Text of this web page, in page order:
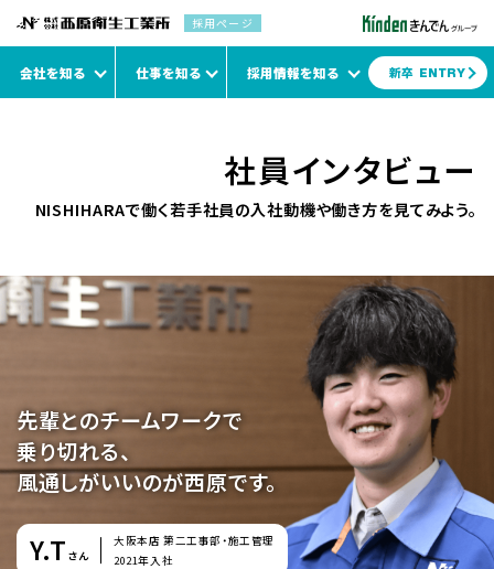
採用ページ
会社を知る
ABOUT NISHIHARA
働く場所
仕事を知る
NISHIHARA WORK
職種紹介
採用情報を知る
NISHIHARA RECRUIT
キャリア採用
インターンシップ
実施要項
よくある質問
新卒 ENTRY
社員インタビュー
NISHIHARAで働く若手社員の入社動機や働き方を見てみよう。
先輩とのチームワークで
乗り切れる、
風通しがいいのが西原です。
Y.T さん
大阪本店 第二工事部・施工管理
2021年入社